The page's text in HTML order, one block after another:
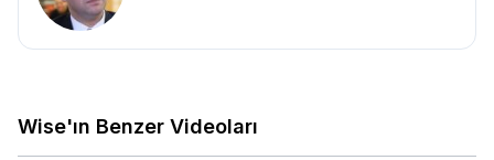
Wise'ın Benzer Videoları